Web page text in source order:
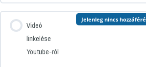
Videó
linkelése
Youtube-ról
Jelenleg nincs